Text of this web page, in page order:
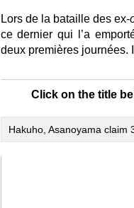
Lors de la bataille des ex-
ce dernier qui l’a
deux premières journées.
Click on the title
Hakuho, Asanoyama claim